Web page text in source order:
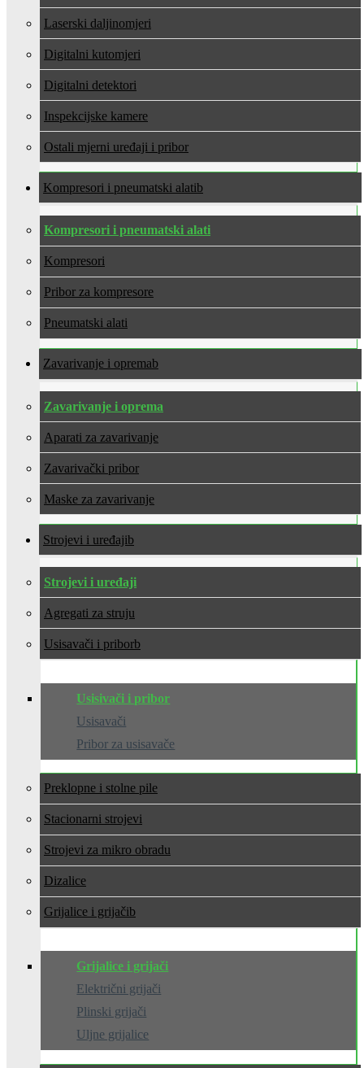
Laserski daljinomjeri
Digitalni kutomjeri
Digitalni detektori
Inspekcijske kamere
Ostali mjerni uređaji i pribor
Kompresori i pneumatski alati
Kompresori i pneumatski alati
Kompresori
Pribor za kompresore
Pneumatski alati
Zavarivanje i oprema
Zavarivanje i oprema
Aparati za zavarivanje
Zavarivački pribor
Maske za zavarivanje
Strojevi i uređaji
Strojevi i uređaji
Agregati za struju
Usisavači i pribor
Usisivači i pribor
Usisavači
Pribor za usisavače
Preklopne i stolne pile
Stacionarni strojevi
Strojevi za mikro obradu
Dizalice
Grijalice i grijači
Grijalice i grijači
Električni grijači
Plinski grijači
Uljne grijalice